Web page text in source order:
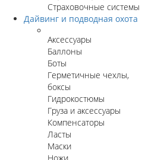
Страховочные системы
Дайвинг и подводная охота
Аксессуары
Баллоны
Боты
Герметичные чехлы,
боксы
Гидрокостюмы
Груза и аксессуары
Компенсаторы
Ласты
Маски